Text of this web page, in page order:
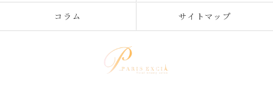
コラム サイトマップ